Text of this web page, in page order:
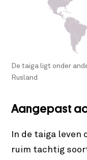
De taiga ligt onder
Rusland
Aangepast
In de taiga leven
ruim tachtig